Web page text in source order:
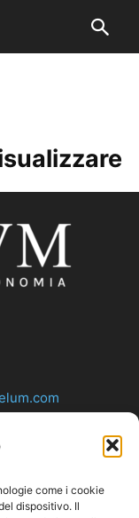
come i cookie
dispositivo. Il